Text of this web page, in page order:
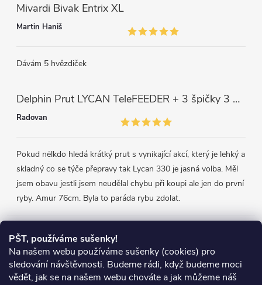
PŠT, používáme sušenky!
Na našem webu používáme sušenky (cookies) pro
sledování návštěvnosti. Budeme rádi, když budeme moci
vědět, jak se na našem webu chováte a jak můžeme náš
Mivardi Bivak Entrix XL
Martin Haniš
Dávám 5 hvězdiček
Delphin Prut LYCAN TeleFEEDER + 3 špičky 3 m, 80 g
Radovan
Pokud nėlkdo hledá krátký prut s vynikající akcí, který je lehký a
skladný co se týče přepravy tak Lycan 330 je jasná volba. Měl
jsem obavu jestli jsem neudělal chybu při koupi ale jen do první
ryby. Amur 76cm. Byla to paráda rybu zdolat.
Přijímáme online platby